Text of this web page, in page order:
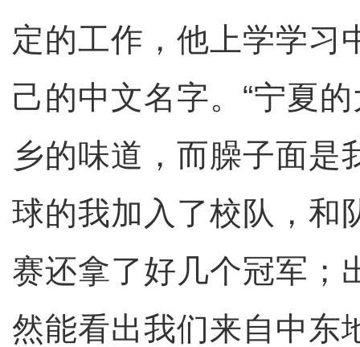
定的工作，他上学学习
己的中文名字。“宁夏
乡的味道，而臊子面是
球的我加入了校队，和
赛还拿了好几个冠军；
然能看出我们来自中东